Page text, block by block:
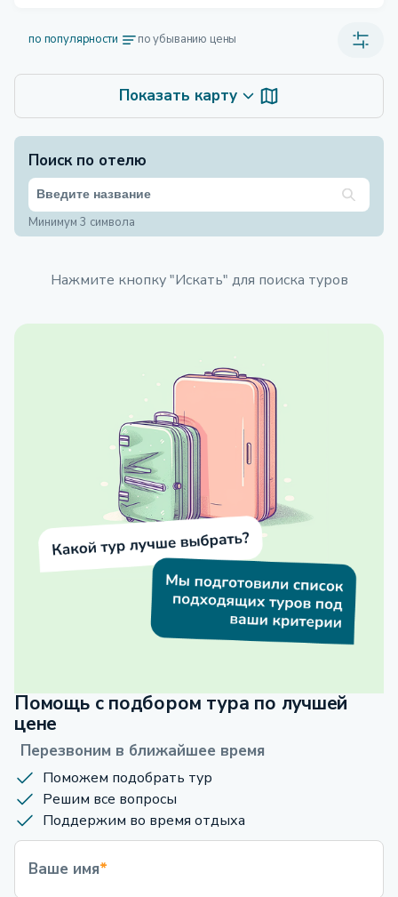
по популярности по убыванию цены
Показать карту
Поиск по отелю
Минимум 3 символа
Нажмите кнопку "Искать" для поиска туров
Помощь с подбором тура по лучшей
цене
Перезвоним в ближайшее время
Поможем подобрать тур
Решим все вопросы
Поддержим во время отдыха
Ваше имя*